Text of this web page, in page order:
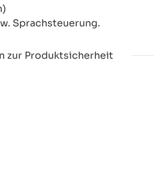
Sprachsteuerung.
zur Produktsicherheit